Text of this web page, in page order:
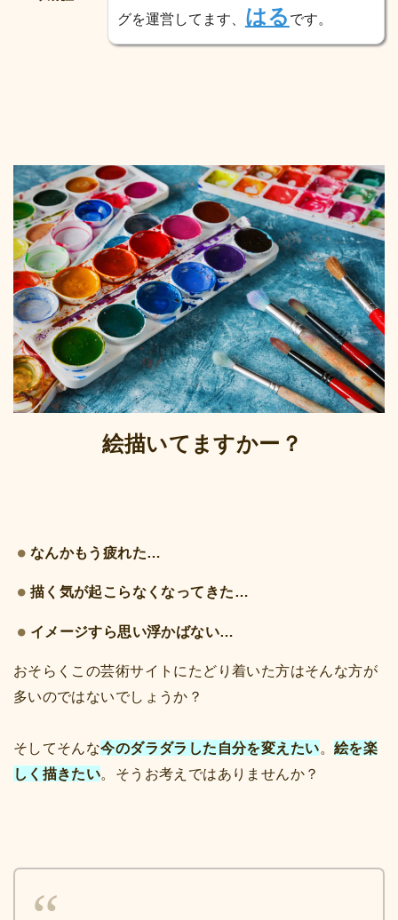
グを運営してます、 はる です。
絵描いてますかー？
なんかもう疲れた…
描く気が起こらなくなってきた…
イメージすら思い浮かばない…
おそらくこの芸術サイトにたどり着いた方はそんな方が
多いのではないでしょうか？
そしてそんな今のダラダラした自分を変えたい。 絵を楽
しく描きたい。そうお考えではありませんか？